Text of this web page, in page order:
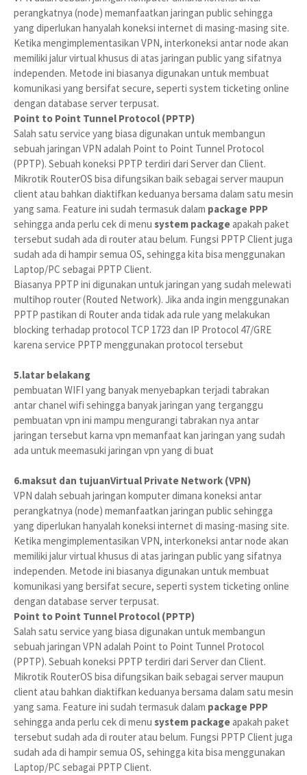
perangkatnya (node) memanfaatkan jaringan public sehingga
yang diperlukan hanyalah koneksi internet di masing-masing site.
Ketika mengimplementasikan VPN, interkoneksi antar node akan
memiliki jalur virtual khusus di atas jaringan public yang sifatnya
independen. Metode ini biasanya digunakan untuk membuat
komunikasi yang bersifat secure, seperti system ticketing online
dengan database server terpusat.
Point to Point Tunnel Protocol (PPTP)
Salah satu service yang biasa digunakan untuk membangun
sebuah jaringan VPN adalah Point to Point Tunnel Protocol
(PPTP). Sebuah koneksi PPTP terdiri dari Server dan Client.
Mikrotik RouterOS bisa difungsikan baik sebagai server maupun
client atau bahkan diaktifkan keduanya bersama dalam satu mesin
yang sama. Feature ini sudah termasuk dalam package PPP
sehingga anda perlu cek di menu system packageapakah paket
tersebut sudah ada di router atau belum. Fungsi PPTP Client juga
sudah ada di hampir semua OS, sehingga kita bisa menggunakan
Laptop/PC sebagai PPTP Client.
Biasanya PPTP ini digunakan untuk jaringan yang sudah melewati
multihop router (Routed Network). Jika anda ingin menggunakan
PPTP pastikan di Router anda tidak ada rule yang melakukan
blocking terhadap protocol TCP 1723 dan IP Protocol 47/GRE
karena service PPTP menggunakan protocol tersebut
5.latar belakang
pembuatan WIFI yang banyak menyebapkan terjadi tabrakan
antar chanel wifi sehingga banyak jaringan yang terganggu
pembuatan vpn ini mampu mengurangi tabrakan nya antar
jaringan tersebut karna vpn memanfaat kan jaringan yang sudah
ada untuk meemasuki jaringan vpn yang di buat
6.maksut dan tujuanVirtual Private Network (VPN)
VPN dalah sebuah jaringan komputer dimana koneksi antar
perangkatnya (node) memanfaatkan jaringan public sehingga
yang diperlukan hanyalah koneksi internet di masing-masing site.
Ketika mengimplementasikan VPN, interkoneksi antar node akan
memiliki jalur virtual khusus di atas jaringan public yang sifatnya
independen. Metode ini biasanya digunakan untuk membuat
komunikasi yang bersifat secure, seperti system ticketing online
dengan database server terpusat.
Point to Point Tunnel Protocol (PPTP)
Salah satu service yang biasa digunakan untuk membangun
sebuah jaringan VPN adalah Point to Point Tunnel Protocol
(PPTP). Sebuah koneksi PPTP terdiri dari Server dan Client.
Mikrotik RouterOS bisa difungsikan baik sebagai server maupun
client atau bahkan diaktifkan keduanya bersama dalam satu mesin
yang sama. Feature ini sudah termasuk dalam package PPP
sehingga anda perlu cek di menu system packageapakah paket
tersebut sudah ada di router atau belum. Fungsi PPTP Client juga
sudah ada di hampir semua OS, sehingga kita bisa menggunakan
Laptop/PC sebagai PPTP Client.